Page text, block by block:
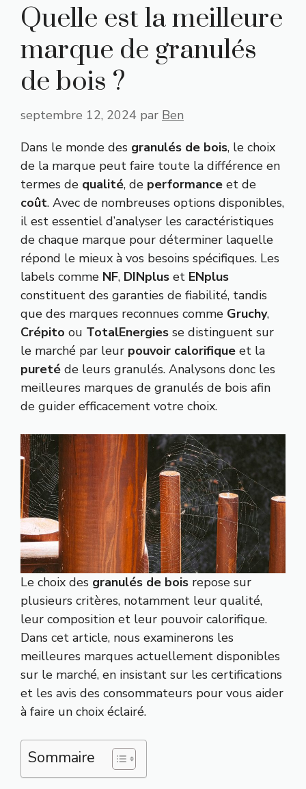
Quelle est la meilleure
marque de granulés
de bois ?
septembre 12, 2024 par Ben
Dans le monde des granulés de bois, le choix
de la marque peut faire toute la différence en
termes de qualité, de performance et de
coût. Avec de nombreuses options disponibles,
il est essentiel d’analyser les caractéristiques
de chaque marque pour déterminer laquelle
répond le mieux à vos besoins spécifiques. Les
labels comme NF, DINplus et ENplus
constituent des garanties de fiabilité, tandis
que des marques reconnues comme Gruchy,
Crépito ou TotalEnergies se distinguent sur
le marché par leur pouvoir calorifique et la
pureté de leurs granulés. Analysons donc les
meilleures marques de granulés de bois afin
de guider efficacement votre choix.
Le choix des granulés de bois repose sur
plusieurs critères, notamment leur qualité,
leur composition et leur pouvoir calorifique.
Dans cet article, nous examinerons les
meilleures marques actuellement disponibles
sur le marché, en insistant sur les certifications
et les avis des consommateurs pour vous aider
à faire un choix éclairé.
Sommaire